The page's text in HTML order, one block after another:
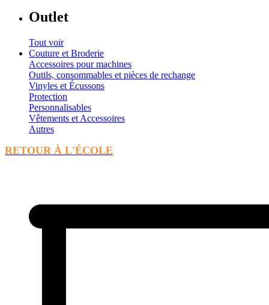
Outlet
Tout voir
Couture et Broderie
Accessoires pour machines
Outils, consommables et pièces de rechange
Vinyles et Écussons
Protection
Personnalisables
Vêtements et Accessoires
Autres
RETOUR À L'ÉCOLE